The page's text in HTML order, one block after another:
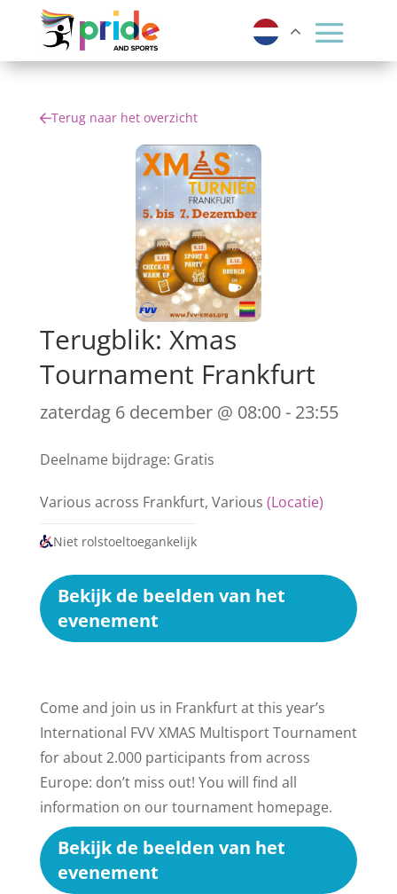
Terug naar het overzicht
Terugblik: Xmas
Tournament Frankfurt
zaterdag 6 december @ 08:00 - 23:55
Deelname bijdrage: Gratis
Various across Frankfurt, Various (Locatie)
Niet rolstoeltoegankelijk
Bekijk de beelden van het
evenement
Come and join us in Frankfurt at this year’s
International FVV XMAS Multisport Tournament
for about 2.000 participants from across
Europe: don’t miss out! You will find all
information on our tournament homepage.
Bekijk de beelden van het
evenement